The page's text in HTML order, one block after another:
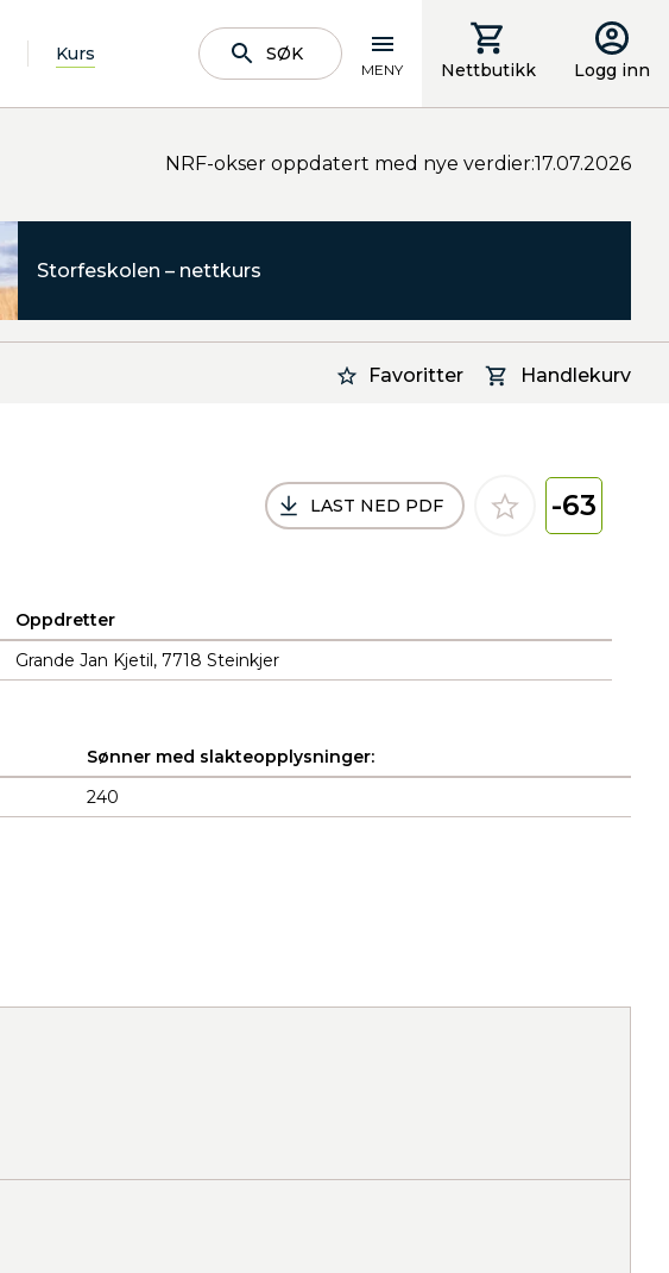
Kurs SØK
MENY Nettbutikk Logg inn
NRF-okser oppdatert med nye verdier:17.07.2026
Storfeskolen – nettkurs
Favoritter Handlekurv
LAST NED PDF -63
Oppdretter
Grande Jan Kjetil, 7718 Steinkjer
Sønner med slakteopplysninger:
240